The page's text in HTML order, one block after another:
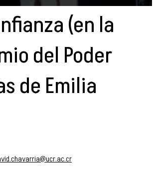
(en la
del Poder
de Emilia